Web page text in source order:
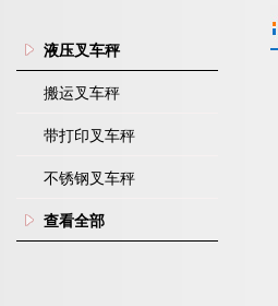
液压叉车秤
搬运叉车秤
带打印叉车秤
不锈钢叉车秤
查看全部